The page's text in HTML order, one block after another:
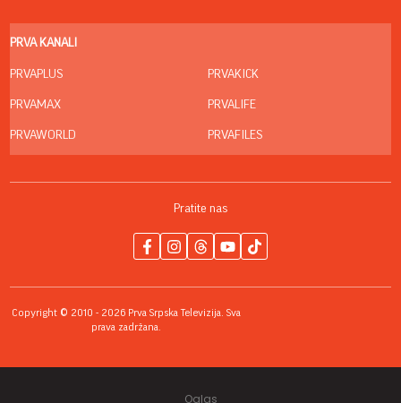
PRVA KANALI
PRVAPLUS
PRVAMAX
PRVAWORLD
PRVAKICK
PRVALIFE
PRVAFILES
Pratite nas
Copyright © 2010 - 2026 Prva Srpska Televizija. Sva
prava zadržana.